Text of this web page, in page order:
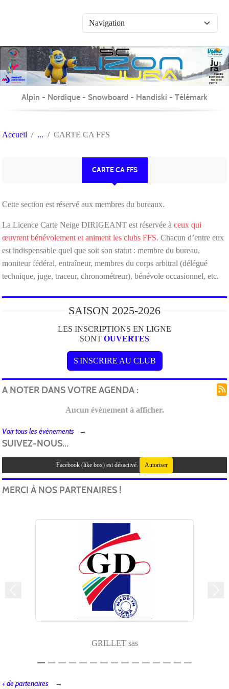
Alpin - Nordique - Snowboard - Handiski - Télémark
Accueil CARTE CA FFS
CARTE CA FFS
Cette section est réservé aux membres du bureaux.
La Licence Carte Neige DIRIGEANT est réservée à ceux qui
œuvrent bénévolement et animent les clubs FFS. Chacun d’entre eux
est indispensable quel que soit son statut : membre du bureau,
moniteur fédéral, entraîneur, membres du corps arbitral (délégué
technique, juge, traceur, chronométreur), bénévole occasionnel, etc.
SAISON 2025-2026
LES INSCRIPTIONS EN LIGNE
SONT OUVERTES
S'INSCRIRE AU CLUB
A NOTER DANS VOTRE AGENDA :
Aucun évènement à afficher.
Voir tous les évènements
SUIVEZ-NOUS...
Facebook (like box) est désactivé. Autoriser
MERCI À NOS PARTENAIRES !
GRILLET sas
+ de partenaires